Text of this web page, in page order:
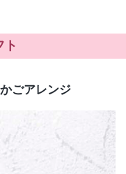
ト
ごアレンジ